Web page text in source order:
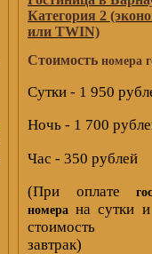
Категория 2
или TWIN)
Стоимость номера
Сутки - 1 950
Ночь - 1 700
Час - 350 рублей
(При оплате
номера на сутки
стоимость
завтрак)